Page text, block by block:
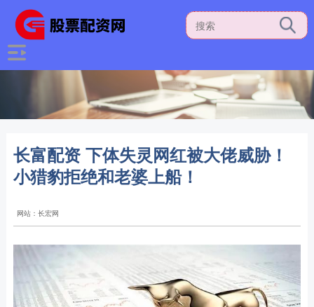
长富配资 下体失灵网红被大佬威胁！
小猎豹拒绝和老婆上船！
网站：长宏网